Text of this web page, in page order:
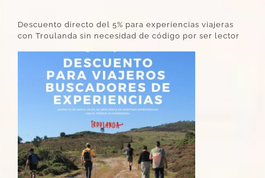
Descuento directo del 5% para experiencias viajeras
con Troulanda sin necesidad de código por ser lector